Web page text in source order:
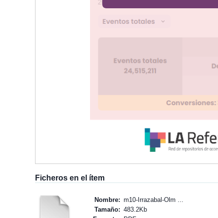
Ficheros en el ítem
Nombre: m10-Irrazabal-Olm ...
Tamaño: 483.2Kb